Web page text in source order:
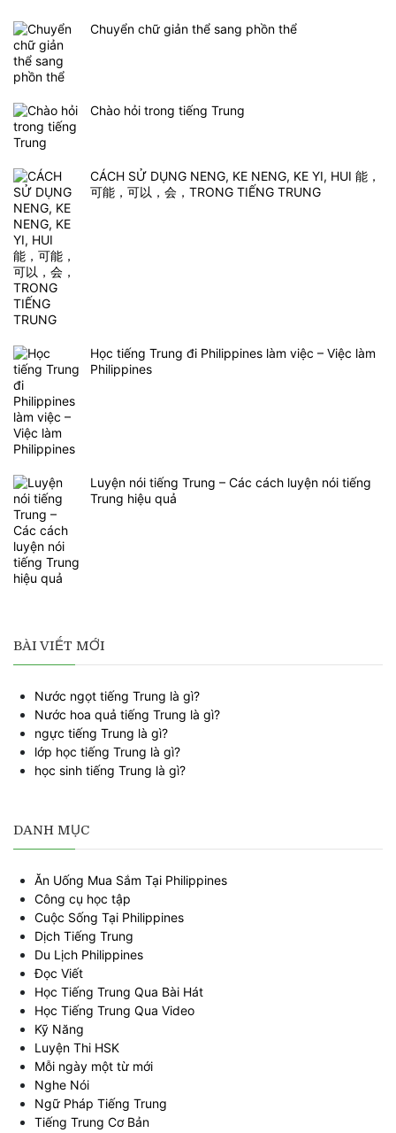
Chuyển chữ giản thể sang phồn thể
Chào hỏi trong tiếng Trung
CÁCH SỬ DỤNG NENG, KE NENG, KE YI, HUI 能，
可能，可以，会，TRONG TIẾNG TRUNG
Học tiếng Trung đi Philippines làm việc – Việc làm
Philippines
Luyện nói tiếng Trung – Các cách luyện nói tiếng
Trung hiệu quả
BÀI VIẾT MỚI
Nước ngọt tiếng Trung là gì?
Nước hoa quả tiếng Trung là gì?
ngực tiếng Trung là gì?
lớp học tiếng Trung là gì?
học sinh tiếng Trung là gì?
DANH MỤC
Ăn Uống Mua Sắm Tại Philippines
Công cụ học tập
Cuộc Sống Tại Philippines
Dịch Tiếng Trung
Du Lịch Philippines
Đọc Viết
Học Tiếng Trung Qua Bài Hát
Học Tiếng Trung Qua Video
Kỹ Năng
Luyện Thi HSK
Mỗi ngày một từ mới
Nghe Nói
Ngữ Pháp Tiếng Trung
Tiếng Trung Cơ Bản